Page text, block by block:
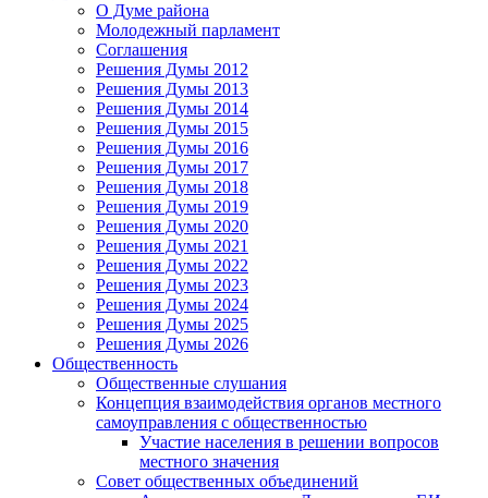
О Думе района
Молодежный парламент
Соглашения
Решения Думы 2012
Решения Думы 2013
Решения Думы 2014
Решения Думы 2015
Решения Думы 2016
Решения Думы 2017
Решения Думы 2018
Решения Думы 2019
Решения Думы 2020
Решения Думы 2021
Решения Думы 2022
Решения Думы 2023
Решения Думы 2024
Решения Думы 2025
Решения Думы 2026
Общественность
Общественные слушания
Концепция взаимодействия органов местного
самоуправления с общественностью
Участие населения в решении вопросов
местного значения
Совет общественных объединений